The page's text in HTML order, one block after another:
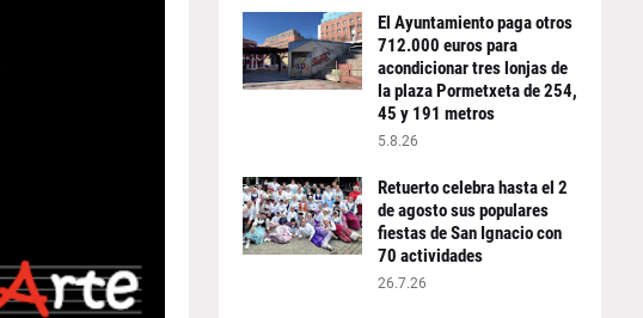
El Ayuntamiento paga otros
712.000 euros para
acondicionar tres lonjas de
la plaza Pormetxeta de 254,
45 y 191 metros
5.8.26
Retuerto celebra hasta el 2
de agosto sus populares
fiestas de San Ignacio con
70 actividades
26.7.26